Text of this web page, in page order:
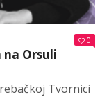
0
Orsuli
Tvornici